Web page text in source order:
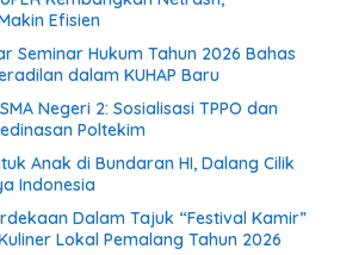
Efisien
Seminar Hukum Tahun 2026 Bahas
dalam KUHAP Baru
Negeri 2: Sosialisasi TPPO dan
Poltekim
Anak di Bundaran HI, Dalang Cilik
Indonesia
Dalam Tajuk “Festival Kamir”
Lokal Pemalang Tahun 2026